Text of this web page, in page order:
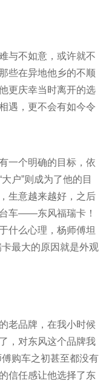
与不如意，或许就不
些在异地他乡的不顺
更庆幸当时离开的选
遇，更不会有如今令
一个明确的目标，依
户”则成为了他的目
生意越来越好，之后
车——东风福瑞卡！
什么心理，杨师傅坦
最大的原因就是外观
老品牌，在我小时候
，对东风这个品牌我
购车之初甚至都没有
信任感让他选择了东